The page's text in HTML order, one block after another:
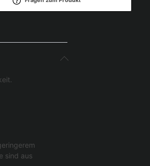
sind aus